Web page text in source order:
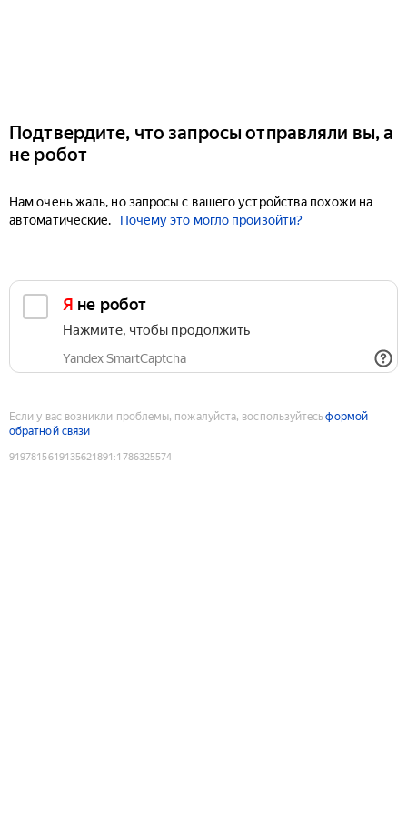
Подтвердите, что запросы отправляли вы, а
не робот
Нам очень жаль, но запросы с вашего устройства похожи на
автоматические.
Почему это могло произойти?
Я не робот
Нажмите, чтобы продолжить
Yandex SmartCaptcha
Если у вас возникли проблемы, пожалуйста, воспользуйтесьформой
обратной связи
9197815619135621891 :1786325574